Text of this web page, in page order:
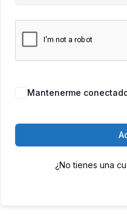
Mantenerme
¿No tienes una